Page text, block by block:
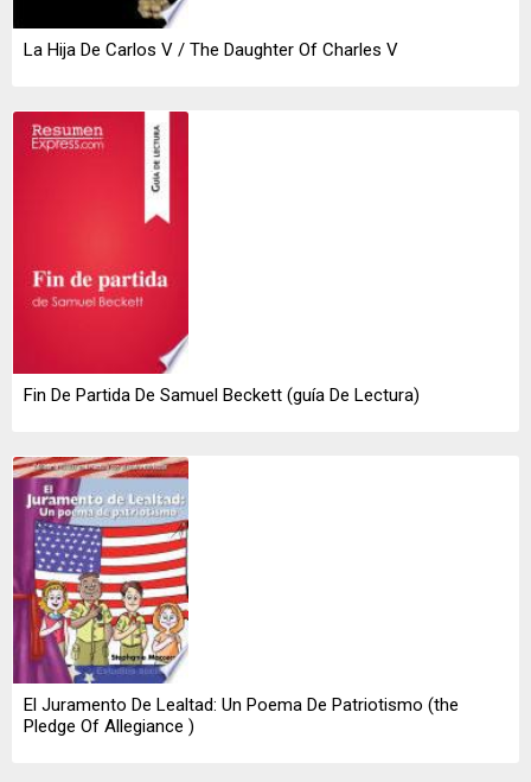
La Hija De Carlos V / The Daughter Of Charles V
Fin De Partida De Samuel Beckett (guía De Lectura)
El Juramento De Lealtad: Un Poema De Patriotismo (the
Pledge Of Allegiance )